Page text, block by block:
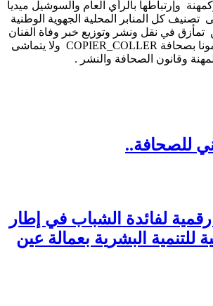
وإرتباطها بالرأي العام والسوشيل ميديا
تصنيف كل المنابر المحلية الجهوية الوطنية
في نقل ونشر وتوزيع خبر وفاة الفنان
شكلا فهو مرتبط مضمونا بصحافة COPIER_COLLER ولا يتماشى
وقانون الصحافة والنشر .
للصحافة..
لفائدة الشباب في إطار
للتنمية البشرية بعمالة عين